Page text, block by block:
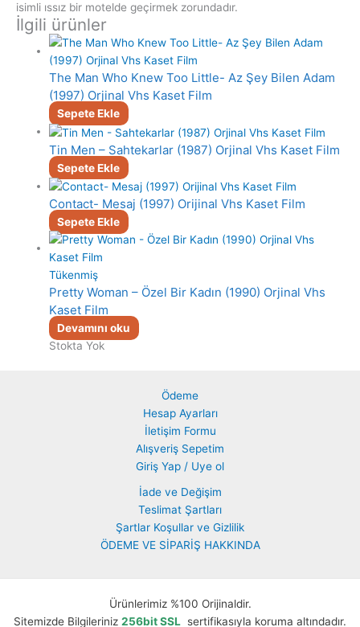
isimli ıssız bir motelde geçirmek zorundadır.
İlgili ürünler
The Man Who Knew Too Little- Az Şey Bilen Adam
(1997) Orjinal Vhs Kaset Film
Sepete Ekle
Tin Men – Sahtekarlar (1987) Orjinal Vhs Kaset Film
Sepete Ekle
Contact- Mesaj (1997) Orijinal Vhs Kaset Film
Sepete Ekle
Tükenmiş
Pretty Woman – Özel Bir Kadın (1990) Orjinal Vhs
Kaset Film
Devamını oku
Stokta Yok
Ödeme
Hesap Ayarları
İletişim Formu
Alışveriş Sepetim
Giriş Yap / Uye ol
İade ve Değişim
Teslimat Şartları
Şartlar Koşullar ve Gizlilik
ÖDEME VE SİPARİŞ HAKKINDA
Ürünlerimiz %100 Orijinaldir.
Sitemizde Bilgileriniz 256bit SSL sertifikasıyla koruma altındadır.